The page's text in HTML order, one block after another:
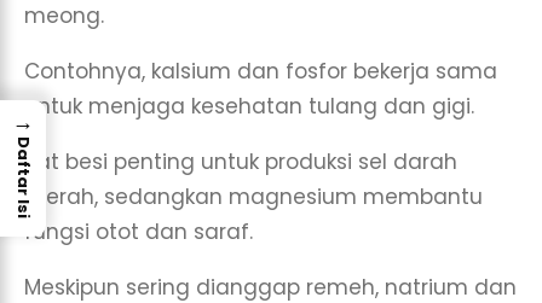
meong.
Contohnya, kalsium dan fosfor bekerja sama
untuk menjaga kesehatan tulang dan gigi.
Zat besi penting untuk produksi sel darah
merah, sedangkan magnesium membantu
fungsi otot dan saraf.
Meskipun sering dianggap remeh, natrium dan
→
Daftar Isi